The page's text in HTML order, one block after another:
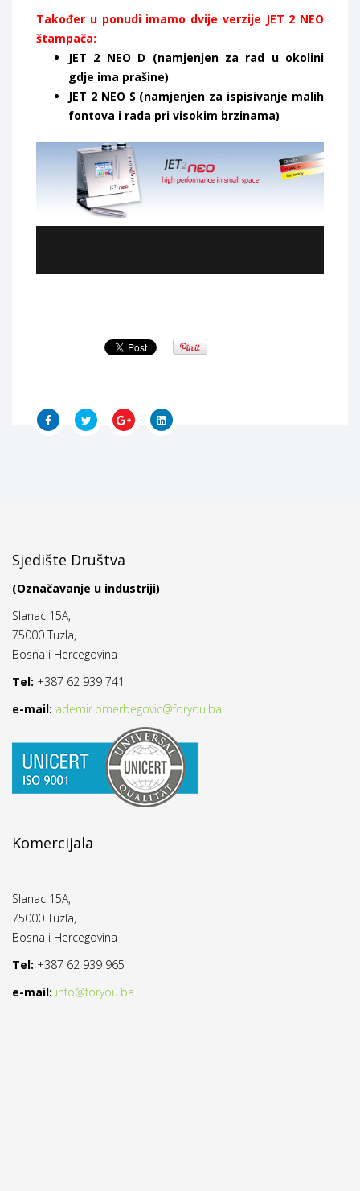
Također u ponudi imamo dvije verzije JET 2 NEO
štampača:
JET 2 NEO D (namjenjen za rad u okolini
gdje ima prašine)
JET 2 NEO S (namjenjen za ispisivanje malih
fontova i rada pri visokim brzinama)
Sjedište Društva
(Označavanje u industriji)
Slanac 15A,
75000 Tuzla,
Bosna i Hercegovina
Tel: +387 62 939 741
e-mail: ademir.omerbegovic@foryou.ba
Komercijala
Slanac 15A,
75000 Tuzla,
Bosna i Hercegovina
Tel: +387 62 939 965
e-mail: info@foryou.ba